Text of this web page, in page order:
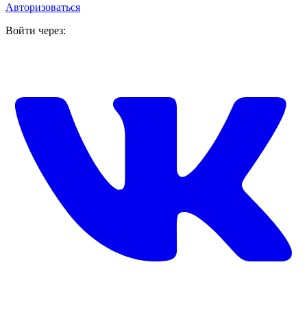
Авторизоваться
Войти через: